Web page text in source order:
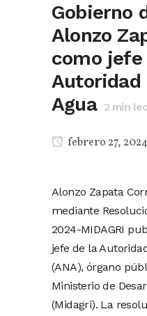
Gobierno
Alonzo
como jefe
Autoridad
Agua 2 min
febrero 27, 2024
Alonzo Zapata
mediante
2024-MIDAGRI
jefe de la
(ANA), órgano
Ministerio de
(Midagri). La